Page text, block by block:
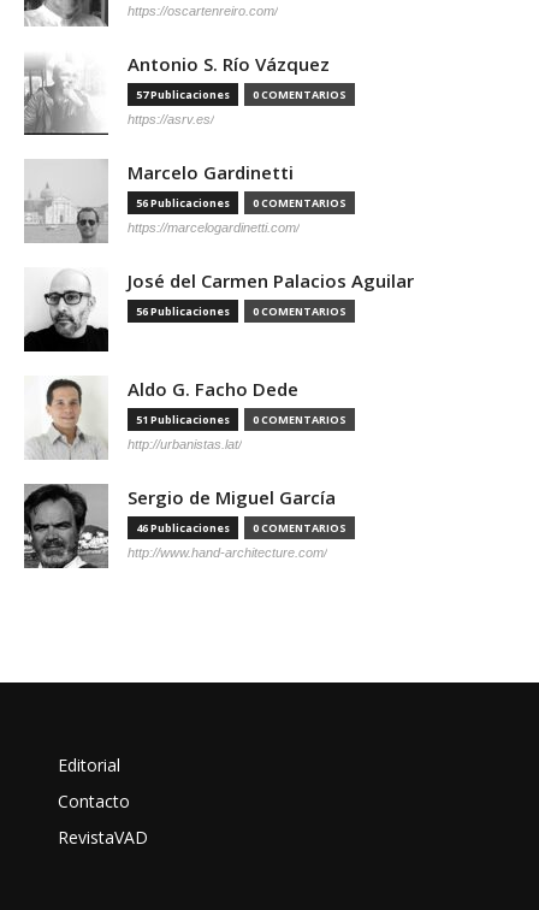
https://oscartenreiro.com/
Antonio S. Río Vázquez
57 Publicaciones 0 COMENTARIOS
https://asrv.es/
Marcelo Gardinetti
56 Publicaciones 0 COMENTARIOS
https://marcelogardinetti.com/
José del Carmen Palacios Aguilar
56 Publicaciones 0 COMENTARIOS
Aldo G. Facho Dede
51 Publicaciones 0 COMENTARIOS
http://urbanistas.lat/
Sergio de Miguel García
46 Publicaciones 0 COMENTARIOS
http://www.hand-architecture.com/
Editorial
Contacto
RevistaVAD